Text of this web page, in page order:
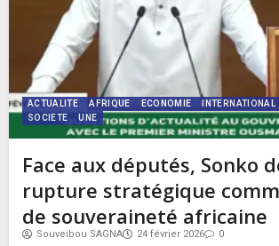
ACTUALITE AFRIQUE ECONOMIE INTERNATIONAL
SOCIETE
UNE
Face aux députés, Sonko
rupture stratégique
de souveraineté africaine
Souveibou SAGNA 24 février 2026 0